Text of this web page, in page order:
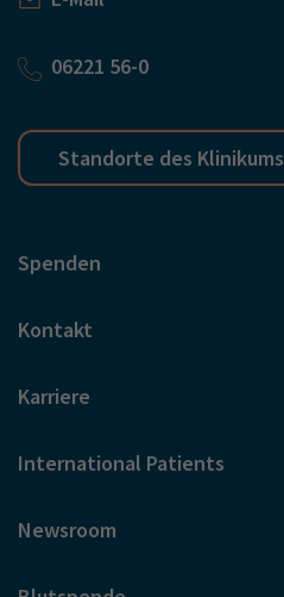
06221 56-0
Standorte des Klinikums
Spenden
Kontakt
Karriere
International Patients
Newsroom